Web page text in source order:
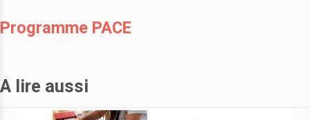
Programme PACE
A lire aussi